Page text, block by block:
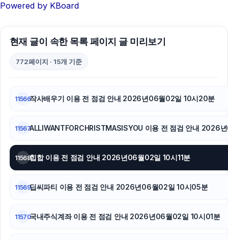
폰테크
Powered by KBoard
현재 글이 속한 목록 페이지 글 미리보기
772페이지 · 15개 기준
11566작사배우기 이용 전 점검 안내 2026년06월02일 10시20분
11567ALLIWANTFORCHRISTMASISYOU 이용 전 점검 안내 2026
11568힙합 이용 전 점검 안내 2026년06월02일 10시11분
11569딥씨파티 이용 전 점검 안내 2026년06월02일 10시05분
11570국내주식계좌 이용 전 점검 안내 2026년06월02일 10시01분